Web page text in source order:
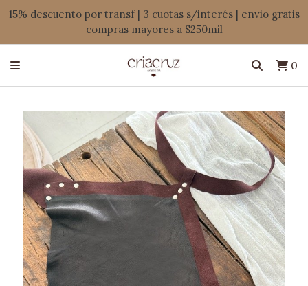
15% descuento por transf | 3 cuotas s/interés | envio gratis
compras mayores a $250mil
0